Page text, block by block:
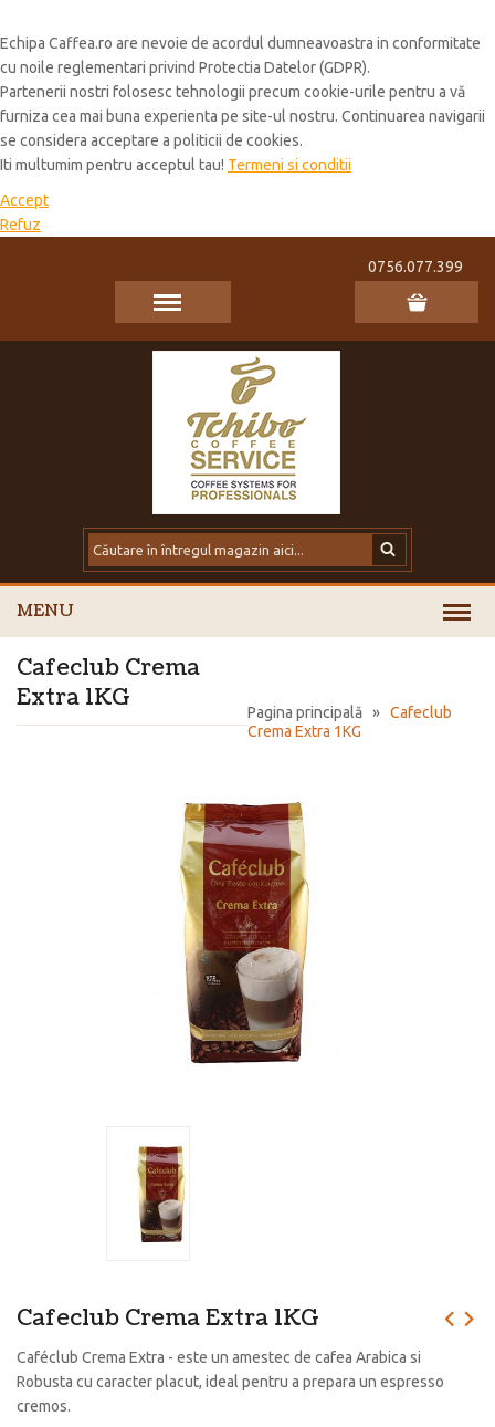
Echipa Caffea.ro are nevoie de acordul dumneavoastra in conformitate
cu noile reglementari privind Protectia Datelor (GDPR).
Partenerii nostri folosesc tehnologii precum cookie-urile pentru a vă
furniza cea mai buna experienta pe site-ul nostru. Continuarea navigarii
se considera acceptare a politicii de cookies.
Iti multumim pentru acceptul tau! Termeni si conditii
Accept
Refuz
0756.077.399
MENU
Pagina principală » Cafeclub
Crema Extra 1KG
Cafeclub Crema
Extra 1KG
Cafeclub Crema Extra 1KG
Caféclub Crema Extra - este un amestec de cafea Arabica si
Robusta cu caracter placut, ideal pentru a prepara un espresso
cremos.